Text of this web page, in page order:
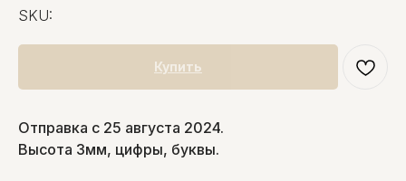
SKU:
Купить
Отправка с 25 августа 2024.
Высота 3мм, цифры, буквы.